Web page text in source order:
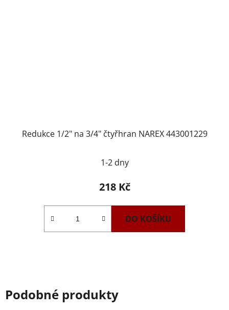
Redukce 1/2" na 3/4" čtyřhran NAREX 443001229
1-2 dny
218 Kč
DO KOŠÍKU
Podobné produkty